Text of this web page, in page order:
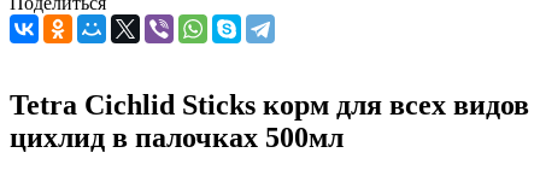
Tetra Cichlid Sticks корм для всех видов
цихлид в палочках 500мл